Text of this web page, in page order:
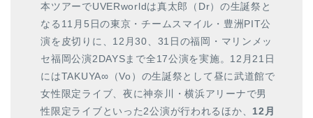
本ツアーでUVERworldは真太郎（Dr）の生誕祭と
なる11月5日の東京・チームスマイル・豊洲PIT公
演を皮切りに、12月30、31日の福岡・マリンメッ
セ福岡公演2DAYSまで全17公演を実施。12月21日
にはTAKUYA∞（Vo）の生誕祭として昼に武道館で
女性限定ライブ、夜に神奈川・横浜アリーナで男
性限定ライブといった2公演が行われるほか、 12月